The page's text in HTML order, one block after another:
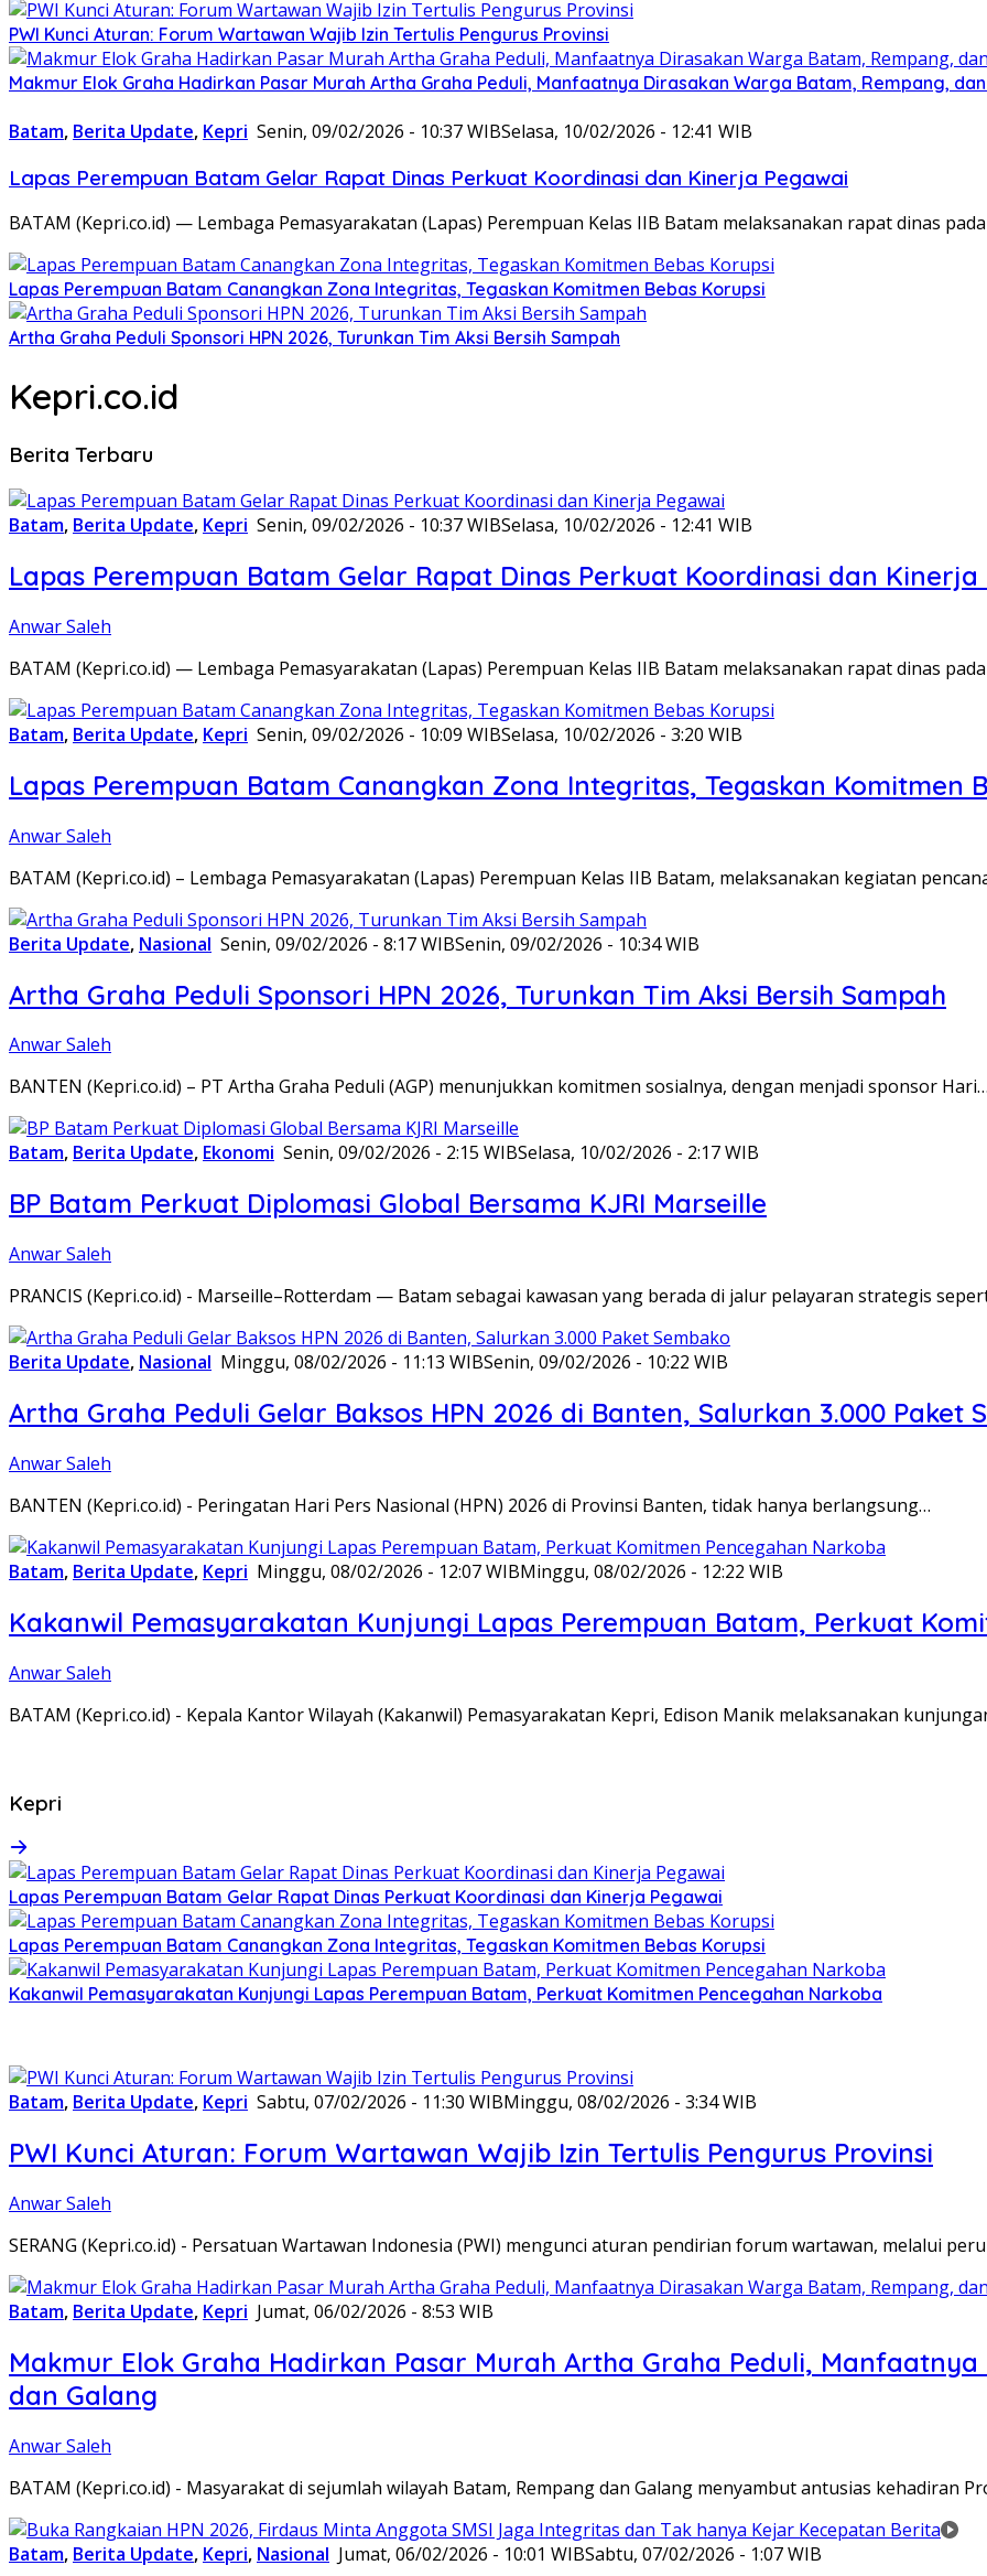
PWI Kunci Aturan: Forum Wartawan Wajib Izin Tertulis Pengurus Provinsi
Makmur Elok Graha Hadirkan Pasar Murah Artha Graha Peduli, Manfaatnya Dirasakan Warga Batam, Rempang,
Batam, Berita Update, Kepri Senin, 09/02/2026 - 10:37 WIBSelasa, 10/02/2026 - 12:41 WIB
Lapas Perempuan Batam Gelar Rapat Dinas Perkuat Koordinasi dan Kinerja Pegawai
BATAM (Kepri.co.id) — Lembaga Pemasyarakatan (Lapas) Perempuan Kelas IIB Batam melaksanakan rapat dinas
Lapas Perempuan Batam Canangkan Zona Integritas, Tegaskan Komitmen Bebas Korupsi
Artha Graha Peduli Sponsori HPN 2026, Turunkan Tim Aksi Bersih Sampah
Kepri.co.id
Berita Terbaru
Batam, Berita Update, Kepri Senin, 09/02/2026 - 10:37 WIBSelasa, 10/02/2026 - 12:41 WIB
Lapas Perempuan Batam Gelar Rapat Dinas Perkuat Koordinasi dan Kinerja
Anwar Saleh
BATAM (Kepri.co.id) — Lembaga Pemasyarakatan (Lapas) Perempuan Kelas IIB Batam melaksanakan rapat dinas
Batam, Berita Update, Kepri Senin, 09/02/2026 - 10:09 WIBSelasa, 10/02/2026 - 3:20 WIB
Lapas Perempuan Batam Canangkan Zona Integritas, Tegaskan Komitmen
Anwar Saleh
BATAM (Kepri.co.id) – Lembaga Pemasyarakatan (Lapas) Perempuan Kelas IIB Batam, melaksanakan kegiatan
Berita Update, Nasional Senin, 09/02/2026 - 8:17 WIBSenin, 09/02/2026 - 10:34 WIB
Artha Graha Peduli Sponsori HPN 2026, Turunkan Tim Aksi Bersih Sampah
Anwar Saleh
BANTEN (Kepri.co.id) – PT Artha Graha Peduli (AGP) menunjukkan komitmen sosialnya, dengan menjadi sponsor Hari…
Batam, Berita Update, Ekonomi Senin, 09/02/2026 - 2:15 WIBSelasa, 10/02/2026 - 2:17 WIB
BP Batam Perkuat Diplomasi Global Bersama KJRI Marseille
Anwar Saleh
PRANCIS (Kepri.co.id) - Marseille–Rotterdam — Batam sebagai kawasan yang berada di jalur pelayaran strategis
Berita Update, Nasional Minggu, 08/02/2026 - 11:13 WIBSenin, 09/02/2026 - 10:22 WIB
Artha Graha Peduli Gelar Baksos HPN 2026 di Banten, Salurkan 3.000 Paket
Anwar Saleh
BANTEN (Kepri.co.id) - Peringatan Hari Pers Nasional (HPN) 2026 di Provinsi Banten, tidak hanya berlangsung…
Batam, Berita Update, Kepri Minggu, 08/02/2026 - 12:07 WIBMinggu, 08/02/2026 - 12:22 WIB
Kakanwil Pemasyarakatan Kunjungi Lapas Perempuan Batam, Perkuat
Anwar Saleh
BATAM (Kepri.co.id) - Kepala Kantor Wilayah (Kakanwil) Pemasyarakatan Kepri, Edison Manik melaksanakan
Kepri
Lapas Perempuan Batam Gelar Rapat Dinas Perkuat Koordinasi dan Kinerja Pegawai
Lapas Perempuan Batam Canangkan Zona Integritas, Tegaskan Komitmen Bebas Korupsi
Kakanwil Pemasyarakatan Kunjungi Lapas Perempuan Batam, Perkuat Komitmen Pencegahan Narkoba
Batam, Berita Update, Kepri Sabtu, 07/02/2026 - 11:30 WIBMinggu, 08/02/2026 - 3:34 WIB
PWI Kunci Aturan: Forum Wartawan Wajib Izin Tertulis Pengurus Provinsi
Anwar Saleh
SERANG (Kepri.co.id) - Persatuan Wartawan Indonesia (PWI) mengunci aturan pendirian forum wartawan, melalui
Batam, Berita Update, Kepri Jumat, 06/02/2026 - 8:53 WIB
Makmur Elok Graha Hadirkan Pasar Murah Artha Graha Peduli,
dan Galang
Anwar Saleh
BATAM (Kepri.co.id) - Masyarakat di sejumlah wilayah Batam, Rempang dan Galang menyambut antusias kehadiran
Batam, Berita Update, Kepri, Nasional Jumat, 06/02/2026 - 10:01 WIBSabtu, 07/02/2026 - 1:07 WIB